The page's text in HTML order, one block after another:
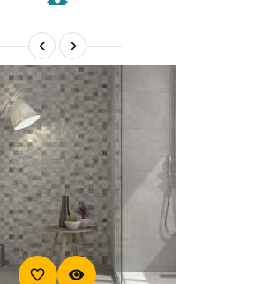
 
favorite_border visibility